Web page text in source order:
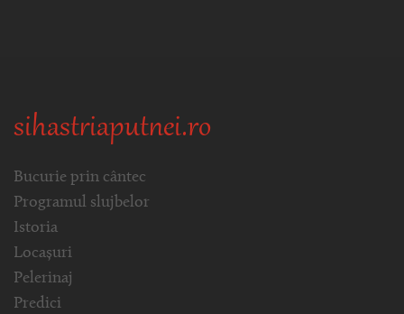
sihastriaputnei.ro
Bucurie prin cântec
Programul slujbelor
Istoria
Locașuri
Pelerinaj
Predici